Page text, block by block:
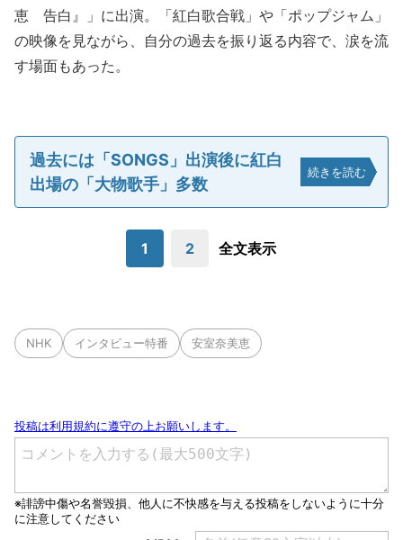
恵 告白』」に出演。「紅白歌合戦」や「ポップジャム」
の映像を見ながら、自分の過去を振り返る内容で、涙を流
す場面もあった。
過去には「SONGS」出演後に紅白
出場の「大物歌手」多数
続きを読む
1 2 全文表示
NHK インタビュー特番 安室奈美恵